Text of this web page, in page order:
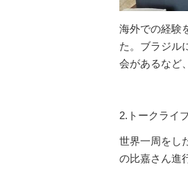
海外での経験
た。ブラジル
会があるなど
2.トークライ
世界一周をし
の比嘉さん進